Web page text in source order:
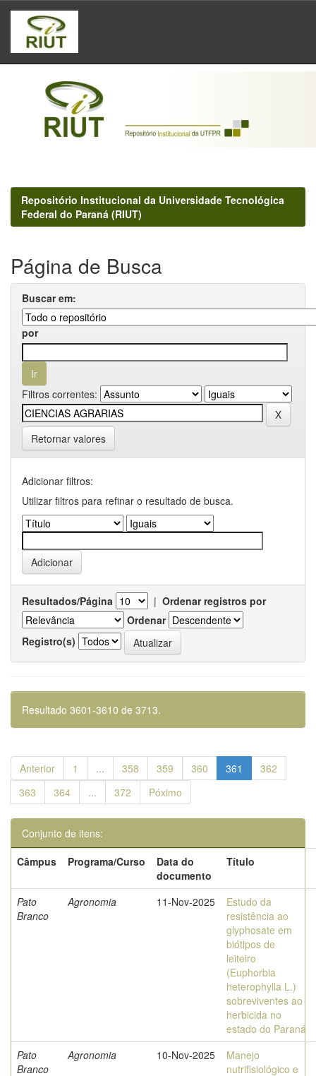
Skip
navigation
Repositório Institucional da Universidade Tecnológica
Federal do Paraná (RIUT)
Página de Busca
Buscar em:
por
Filtros correntes:
Retornar valores
Adicionar filtros:
Utilizar filtros para refinar o resultado de busca.
Resultados/Página | Ordenar registros por
Ordenar
Registro(s)
Resultado 3601-3610 de 3713.
Anterior 1 ... 358 359 360 361
362
363
364 ... 372 Póximo
Conjunto de itens:
Câmpus
Programa/Curso
Data do
documento
Título
Pato
Branco
Agronomia 11-Nov-2025
Estudo da
resistência ao
glyphosate em
biótipos de
leiteiro
(Euphorbia
heterophylla L.)
sobreviventes ao
herbicida no
estado do Paraná
Pato
Branco
Agronomia 10-Nov-2025
Manejo
nutrifisiológico e